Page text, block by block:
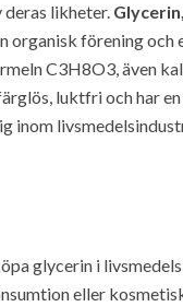
deras likheter.
organisk förening och
C3H8O3, även
luktfri och har
inom
glycerin i
eller